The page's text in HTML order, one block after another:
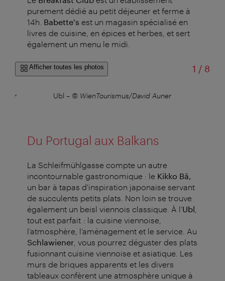
purement dédié au petit déjeuner et ferme à
14h. Babette's est un magasin spécialisé en
livres de cuisine, en épices et herbes, et sert
également un menu le midi.
Afficher toutes les photos 1 /sur
8
Ubl – © WienTourismus/David Auner
Du Portugal aux Balkans
La Schleifmühlgasse compte un autre
incontournable gastronomique : le Kikko Bā,
un bar à tapas d'inspiration japonaise servant
de succulents petits plats. Non loin se trouve
également un beisl viennois classique. À l’Ubl
tout est parfait : la cuisine viennoise,
l’atmosphère, l’aménagement et le service. Au
Schlawiener , vous pourrez déguster des plats
fusionnant cuisine viennoise et asiatique. Les
murs de briques apparents et les divers
tableaux confèrent une atmosphère unique à